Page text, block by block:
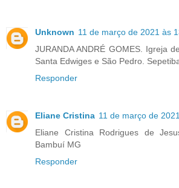
Unknown 11 de março de 2021 às
JURANDA ANDRÉ GOMES. Igreja
Santa Edwiges e São Pedro.
Responder
Eliane Cristina 11 de março de
Eliane Cristina Rodrigues de
Bambuí MG
Responder